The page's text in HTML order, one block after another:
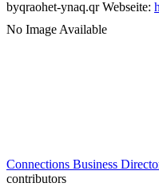
byqraohet-ynaq.qr Webseite:
No Image Available
Connections Business
contributors